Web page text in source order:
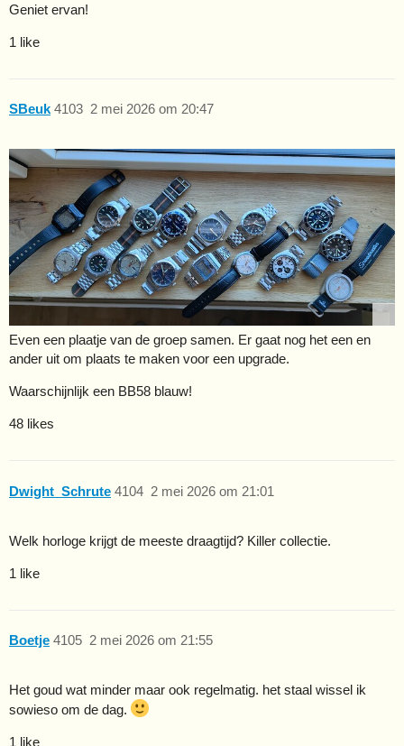
Geniet ervan!
1 like
SBeuk 2 mei 2026 om 20:47
4103
Even een plaatje van de groep samen. Er gaat nog het een en
ander uit om plaats te maken voor een upgrade.
Waarschijnlijk een BB58 blauw!
48 likes
Dwight_Schrute 2 mei 2026 om 21:01
4104
Welk horloge krijgt de meeste draagtijd? Killer collectie.
1 like
Boetje 2 mei 2026 om 21:55
4105
Het goud wat minder maar ook regelmatig. het staal wissel ik
sowieso om de dag.
1 like